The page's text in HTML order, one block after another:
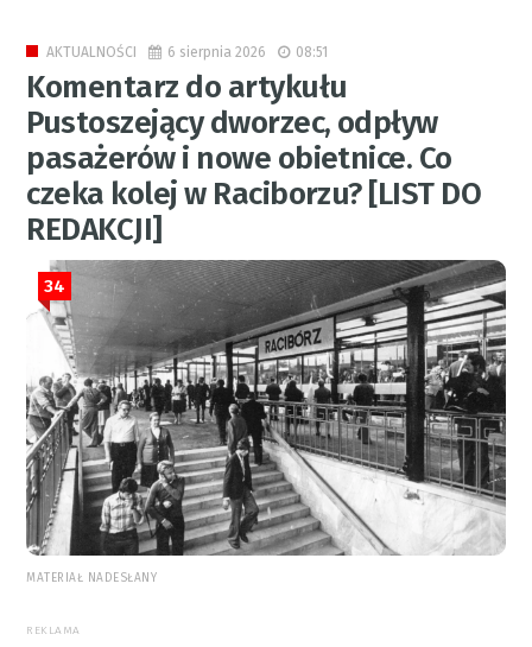
AKTUALNOŚCI 6 sierpnia 2026 08:51
Komentarz do artykułu
Pustoszejący dworzec, odpływ
pasażerów i nowe obietnice. Co
czeka kolej w Raciborzu? [LIST DO
REDAKCJI]
34
MATERIAŁ NADESŁANY
REKLAMA